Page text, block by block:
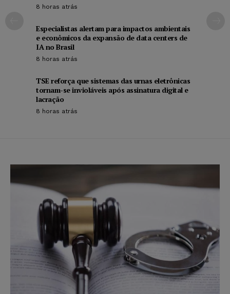
8 horas atrás
Especialistas alertam para impactos ambientais
e econômicos da expansão de data centers de
IA no Brasil
8 horas atrás
TSE reforça que sistemas das urnas eletrônicas
tornam-se invioláveis após assinatura digital e
lacração
8 horas atrás